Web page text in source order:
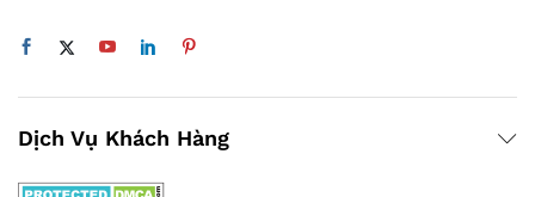
Dịch Vụ Khách Hàng